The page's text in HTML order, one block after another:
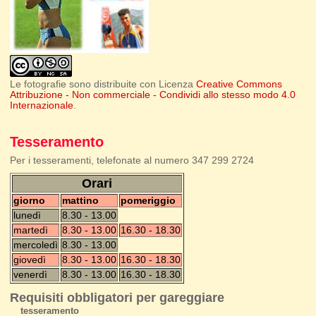
Le fotografie sono distribuite con LicenzaCreative Commons
Attribuzione - Non commerciale - Condividi allo stesso modo 4.0
Internazionale.
Tesseramento
Per i tesseramenti, telefonate al numero 347 299 2724
Orari
giorno mattino
pomeriggio
lunedì
8.30 - 13.00
martedì
8.30 - 13.00 16.30 - 18.30
mercoledì 8.30 - 13.00
giovedì
8.30 - 13.00 16.30 - 18.30
venerdì
8.30 - 13.00 16.30 - 18.30
Requisiti obbligatori per gareggiare
tesseramento